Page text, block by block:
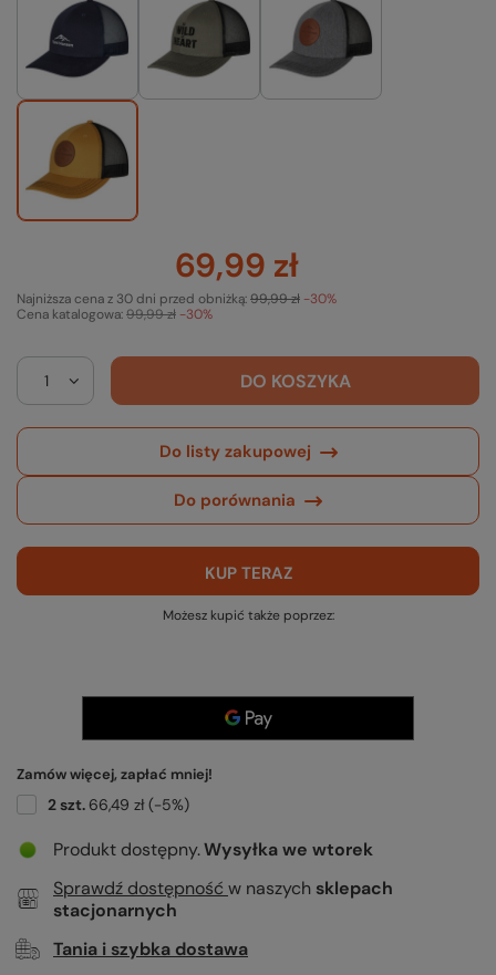
69,99 zł
Cena katalogowa:99,99 zł -30%
Najniższa cena z 30 dni przed obniżką:99,99 zł -30%
DO KOSZYKA
Do listy zakupowej
Do porównania
KUP TERAZ
Możesz kupić także poprzez:
Zamów więcej, zapłać mniej!
2szt. 66,49 zł(-5%)
Produkt dostępny Wysyłkawe wtorek
Sprawdź dostępność w naszych sklepach
stacjonarnych
Tania i szybka dostawa